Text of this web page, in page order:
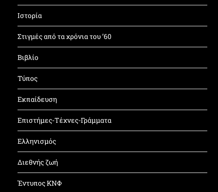
Ιστορία
Στιγμές από τα χρόνια του ’60
Βιβλίο
Τύπος
Εκπαίδευση
Επιστήμες-Τέχνες-Γράμματα
Ελληνισμός
Διεθνής ζωή
Έντυπος ΚΝΦ